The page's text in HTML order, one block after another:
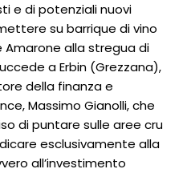
e di potenziali nuovi
su barrique di vino
alla stregua di
a Erbin (Grezzana),
della finanza e
Massimo Gianolli, che
di puntare sulle aree cru
esclusivamente alla
all’investimento